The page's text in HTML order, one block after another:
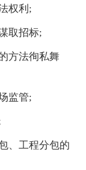
权利;
取招标;
方法徇私舞
监管;
、工程分包的